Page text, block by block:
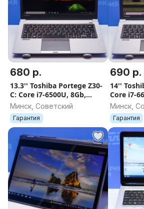
* Доставка курьером и отправка
Минску не осуществляется.
* Возможна оплата по
юр. лиц). Товар выдается только
наличии всех необходимых
* Принимаем оплату картами
(МТБанк), Черепаха (Банк ВТБ),
(Беларусбанк), Smart карта (Банк
покупок (Белгазпромбанк),
Сбербанк).
680 р.
13.3'' Toshiba Portege Z30-
C: Core i7-6500U, 8Gb,
256Gb SSD. Гарантия
Минск, Советский
Гарантия
690 р.
14''
Core i7-
SSD.
Минск,
Гарантия